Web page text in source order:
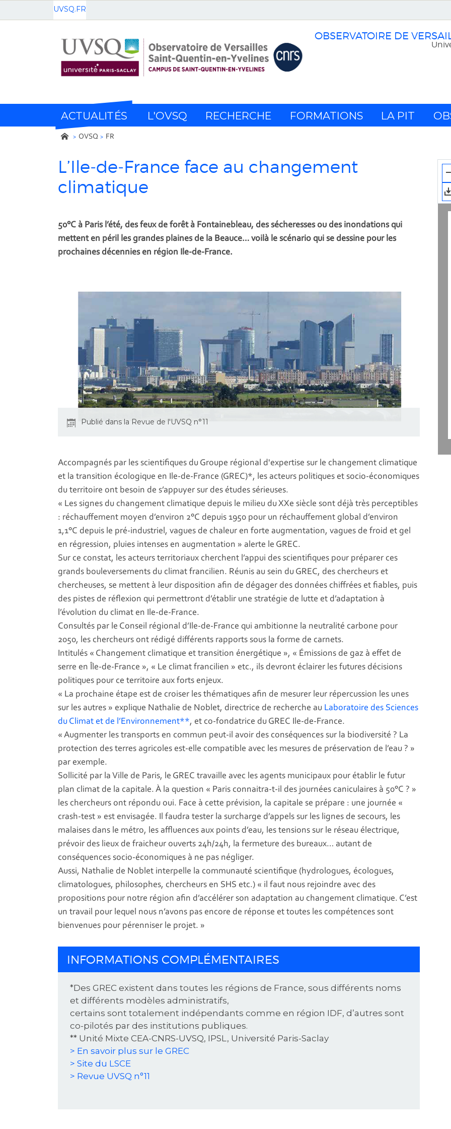
UVSQ.FR
OBSERVATOIRE DE
ACTUALITÉS L'OVSQ RECHERCHE FORMATIONS LA PIT
OVSQ FR
L’Ile-de-France face au changement
climatique
50°C à Paris l’été, des feux de forêt à Fontainebleau, des sécheresses ou des inondations qui
mettent en péril les grandes plaines de la Beauce… voilà le scénario qui se dessine pour les
prochaines décennies en région Ile-de-France.
Publié dans la Revue de l'UVSQ n°11
Accompagnés par les scientifiques du Groupe régional d'expertise sur le changement climatique
et la transition écologique en Ile-de-France (GREC)*, les acteurs politiques et socio-économiques
du territoire ont besoin de s’appuyer sur des études sérieuses.
« Les signes du changement climatique depuis le milieu du XXe siècle sont déjà très perceptibles
: réchauffement moyen d’environ 2°C depuis 1950 pour un réchauffement global d’environ
1,1°C depuis le pré-industriel, vagues de chaleur en forte augmentation, vagues de froid et gel
en régression, pluies intenses en augmentation » alerte le GREC.
Sur ce constat, les acteurs territoriaux cherchent l’appui des scientifiques pour préparer ces
grands bouleversements du climat francilien. Réunis au sein du GREC, des chercheurs et
chercheuses, se mettent à leur disposition afin de dégager des données chiffrées et fiables, puis
des pistes de réflexion qui permettront d’établir une stratégie de lutte et d’adaptation à
l’évolution du climat en Ile-de-France.
Consultés par le Conseil régional d’Ile-de-France qui ambitionne la neutralité carbone pour
2050, les chercheurs ont rédigé différents rapports sous la forme de carnets.
Intitulés « Changement climatique et transition énergétique », « Émissions de gaz à effet de
serre en Île-de-France », « Le climat francilien » etc., ils devront éclairer les futures décisions
politiques pour ce territoire aux forts enjeux.
« La prochaine étape est de croiser les thématiques afin de mesurer leur répercussion les unes
sur les autres » explique Nathalie de Noblet, directrice de recherche au Laboratoire des Sciences
du Climat et de l’Environnement**, et co-fondatrice du GREC Ile-de-France.
« Augmenter les transports en commun peut-il avoir des conséquences sur la biodiversité ? La
protection des terres agricoles est-elle compatible avec les mesures de préservation de l’eau ? »
par exemple.
Sollicité par la Ville de Paris, le GREC travaille avec les agents municipaux pour établir le futur
plan climat de la capitale. À la question « Paris connaitra-t-il des journées caniculaires à 50°C ? »
les chercheurs ont répondu oui. Face à cette prévision, la capitale se prépare : une journée «
crash-test » est envisagée. Il faudra tester la surcharge d’appels sur les lignes de secours, les
malaises dans le métro, les affluences aux points d’eau, les tensions sur le réseau électrique,
prévoir des lieux de fraicheur ouverts 24h/24h, la fermeture des bureaux… autant de
conséquences socio-économiques à ne pas négliger.
Aussi, Nathalie de Noblet interpelle la communauté scientifique (hydrologues, écologues,
climatologues, philosophes, chercheurs en SHS etc.) « il faut nous rejoindre avec des
propositions pour notre région afin d’accélérer son adaptation au changement climatique. C’est
un travail pour lequel nous n’avons pas encore de réponse et toutes les compétences sont
bienvenues pour pérenniser le projet. »
INFORMATIONS COMPLÉMENTAIRES
*Des GREC existent dans toutes les régions de France, sous différents noms
et différents modèles administratifs,
certains sont totalement indépendants comme en région IDF, d’autres sont
co-pilotés par des institutions publiques.
** Unité Mixte CEA-CNRS-UVSQ, IPSL, Université Paris-Saclay
> En savoir plus sur le GREC
> Site du LSCE
> Revue UVSQ n°11